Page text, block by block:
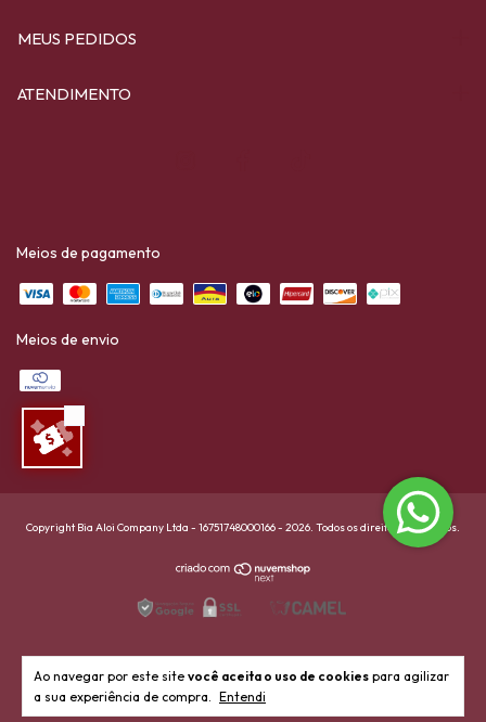
Ao navegar por este site você aceita o uso de cookies para agilizar
a sua experiência de compra. Entendi
MEUS PEDIDOS
ATENDIMENTO
Meios de pagamento
Meios de envio
Copyright Bia Aloi Company Ltda - 16751748000166 - 2026. Todos os direitos reservados.